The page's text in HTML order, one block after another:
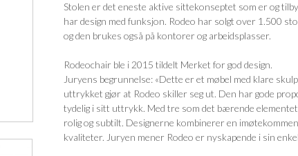
Stolen er det eneste aktive sittekonseptet som er og
har design med funksjon. Rodeo har solgt over 1.500
og den brukes også på kontorer og arbeidsplasser.
Rodeochair ble i 2015 tildelt Merket for god design.
Juryens begrunnelse: «Dette er et møbel med klare
uttrykket gjør at Rodeo skiller seg ut. Den har gode
tydelig i sitt uttrykk. Med tre som det bærende
rolig og subtilt. Designerne kombinerer en
kvaliteter. Juryen mener Rodeo er nyskapende i sin